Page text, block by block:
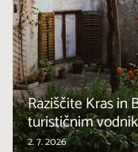
Raziščite Kras in
turističnim
2. 7. 2026